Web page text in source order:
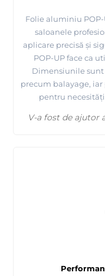
Folie aluminiu
saloanele
aplicare precisă și
POP-UP face ca
Dimensiunile
precum balayage,
pentru
V-a fost de ajutor